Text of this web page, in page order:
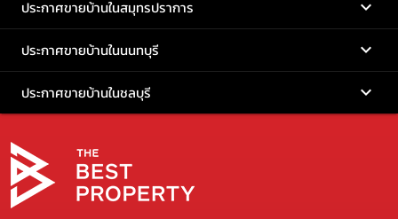
ประกาศขายบ้านในสมุทรปราการ
ประกาศขายบ้านในนนทบุรี
ประกาศขายบ้านในชลบุรี